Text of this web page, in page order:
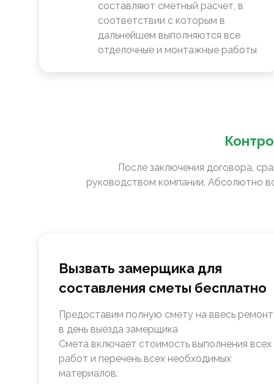
составляют сметный расчет, в
соответствии с которым в
дальнейшем выполняются все
отделочные и монтажные работы
После заключения договора,
руководством компании. Абсолютно
Вызвать замерщика для
составления сметы бесплатно
Предоставим полную смету на ввесь ремонт
в день выезда замерщика
Смета включает стоимость выполнения всех
работ и перечень всех необходимых
материалов.